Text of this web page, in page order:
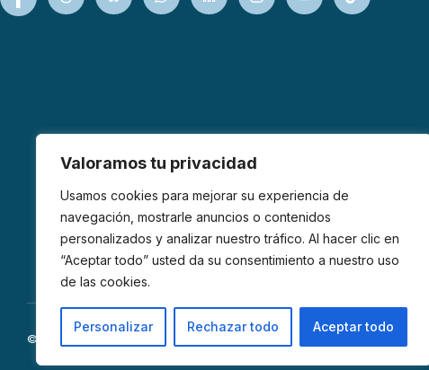
Valoramos tu privacidad
Usamos cookies para mejorar su experiencia de
navegación, mostrarle anuncios o contenidos
personalizados y analizar nuestro tráfico. Al hacer clic en
“Aceptar todo” usted da su consentimiento a nuestro uso
de las cookies.
Personalizar Rechazar todo Aceptar todo
© 2026 AFIBROM. Todos los derechos reservados.